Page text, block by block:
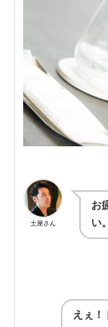
土屋さん
お
い。
えぇ！